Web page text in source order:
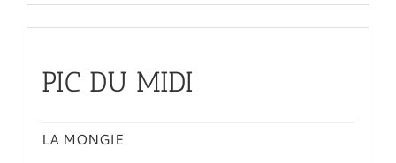
PIC DU MIDI
LA MONGIE